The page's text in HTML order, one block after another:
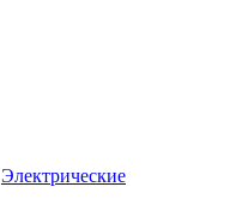
Электрические